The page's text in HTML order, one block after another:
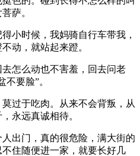
萨。
小时候，我妈骑自行车带我，
动，就站起来蹬。
怎么动也不害羞，回去问老
要脸”。
过于吃肉。从来不会背叛，从
永远真诚相待。
出门，真的很危险，满大街的
住随便进一家，就要长好几